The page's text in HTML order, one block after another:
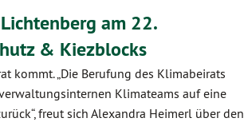
am 22.
& Kiezblocks
kommt. „Die Berufung des Klimabeirats
Klimateams auf eine
freut sich Alexandra Heimerl über den